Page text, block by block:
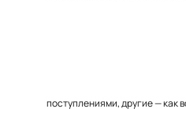
поступлениями, другие — как